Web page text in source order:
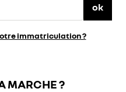
ok
immatriculation ?
MARCHE ?